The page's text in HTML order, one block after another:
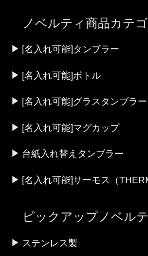
ノベルティ商品カテゴ
[名入れ可能]タンブラー
[名入れ可能]ボトル
[名入れ可能]グラスタンブラー
[名入れ可能]マグカップ
台紙入れ替えタンブラー
[名入れ可能]サーモス（
ピックアップノベル
ステンレス製